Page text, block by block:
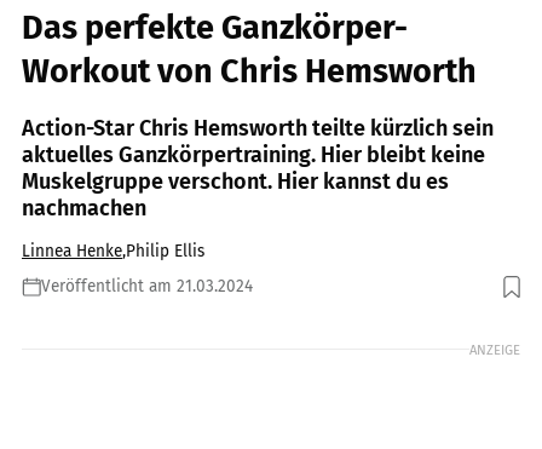
Das perfekte Ganzkörper-
Workout von Chris Hemsworth
Action-Star Chris Hemsworth teilte kürzlich sein
aktuelles Ganzkörpertraining. Hier bleibt keine
Muskelgruppe verschont. Hier kannst du es
nachmachen
Linnea Henke,Philip Ellis
Veröffentlicht am 21.03.2024
Foto: Kym Illmann / GettyImages
ANZEIGE